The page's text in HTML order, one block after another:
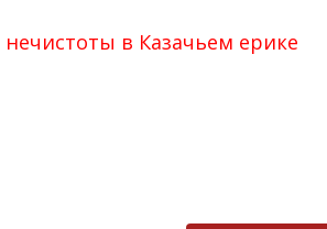
в Казачьем ерике